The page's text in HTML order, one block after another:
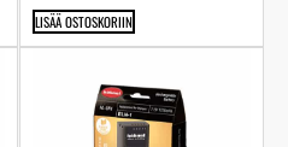
LISÄÄ OSTOSKORIIN